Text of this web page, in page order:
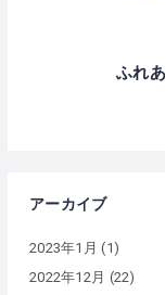
ふれ
アーカイブ
2023年1月 (1)
2022年12月 (22)